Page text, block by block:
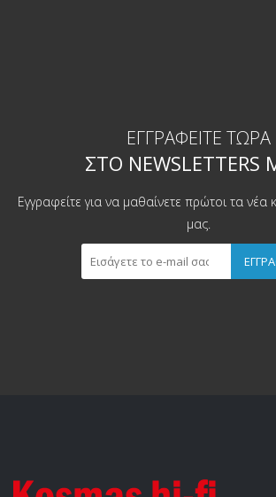
ΕΓΓΡΑΦΕΊΤΕ ΤΏΡΑ
ΣΤΟ NEWSLETTERS
Εγγραφείτε για να μαθαίνετε πρώτοι τα νέα
μας.